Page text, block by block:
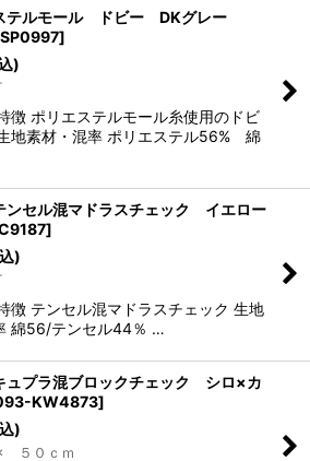
テルモール ドビー DKグレー
]
)
徴 ポリエステルモール糸使用のドビ
地素材・混率 ポリエステル56% 綿
セル混マドラスチェック イエロー
]
)
徴 テンセル混マドラスチェック 生地
綿56/テンセル44％ …
プラ混ブロックチェック シロ×カ
KW4873]
)
５０ｃｍ